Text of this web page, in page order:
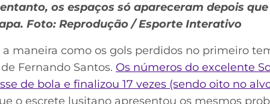
os espaços só apareceram depois
Foto: Reprodução / Esporte Interativo
maneira como os gols perdidos no primeiro
Fernando Santos. Os números do excelente
de bola e finalizou 17 vezes (sendo oito no
o escrete lusitano apresentou os mesmos